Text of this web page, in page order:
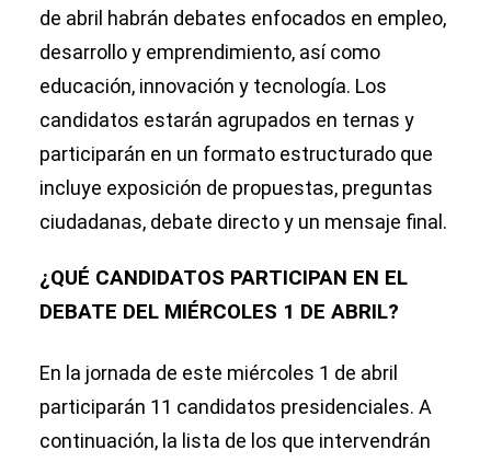
de abril habrán debates enfocados en empleo,
desarrollo y emprendimiento, así como
educación, innovación y tecnología. Los
candidatos estarán agrupados en ternas y
participarán en un formato estructurado que
incluye exposición de propuestas, preguntas
ciudadanas, debate directo y un mensaje final.
¿QUÉ CANDIDATOS PARTICIPAN EN EL
DEBATE DEL MIÉRCOLES 1 DE ABRIL?
En la jornada de este miércoles 1 de abril
participarán 11 candidatos presidenciales. A
continuación, la lista de los que intervendrán